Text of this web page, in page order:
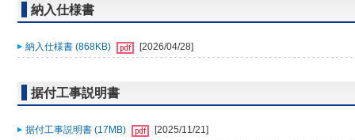
納入仕様書
納入仕様書 (868KB) [2026/04/28]
据付工事説明書
据付工事説明書 (17MB) [2025/11/21]